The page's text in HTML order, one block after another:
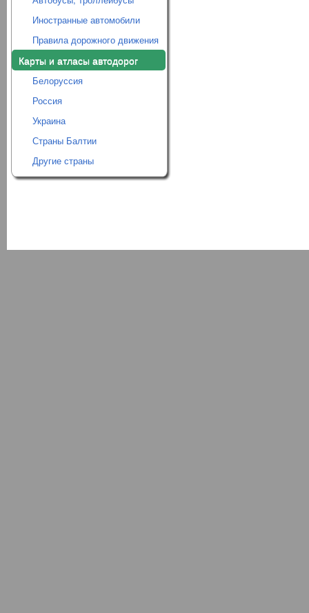
Иностранные автомобили
Правила дорожного движения
Карты и атласы автодорог
Белоруссия
Россия
Украина
Страны Балтии
Другие страны